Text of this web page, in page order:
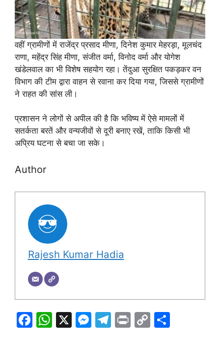
वहीं ग्रामीणों में राजेंद्र प्रसाद मीणा, दिनेश कुमार मेहरड़ा, मूलचंद
राणा, महेंद्र सिंह मीणा, संजीत वर्मा, विनोद वर्मा और योगेश
खंडेलवाल का भी विशेष सहयोग रहा। तेंदुआ सुरक्षित पकड़कर वन
विभाग की टीम द्वारा वाहन से रवाना कर दिया गया, जिससे ग्रामीणों
ने राहत की सांस ली।
प्रशासन ने लोगों से अपील की है कि भविष्य में ऐसे मामलों में
सतर्कता बरतें और वन्यजीवों से दूरी बनाए रखें, ताकि किसी भी
अप्रिय घटना से बचा जा सके।
Author
Rajesh Kumar Hadia
F
W X
M T
Pr C